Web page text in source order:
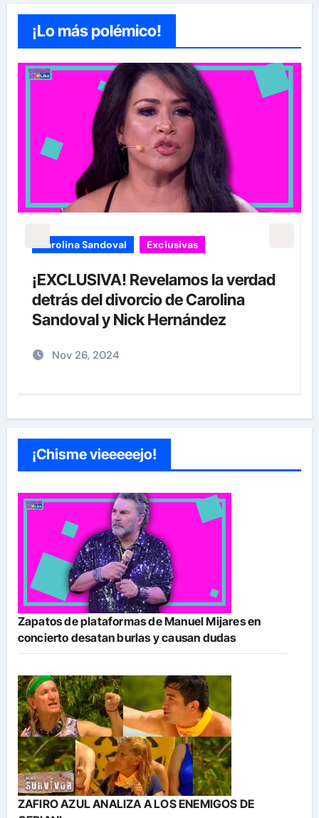
¡Lo más polémico!
Exclusivas Sean 'Diddy' Combs
Jay-Z reacciona a acusaciones de
supuesto abuso a menor de 13 años
junto a Diddy Combs en plena fiesta
Dic 9, 2024
¡Chisme vieeeeejo!
Zapatos de plataformas de Manuel Mijares en
concierto desatan burlas y causan dudas
ZAFIRO AZUL ANALIZA A LOS ENEMIGOS DE